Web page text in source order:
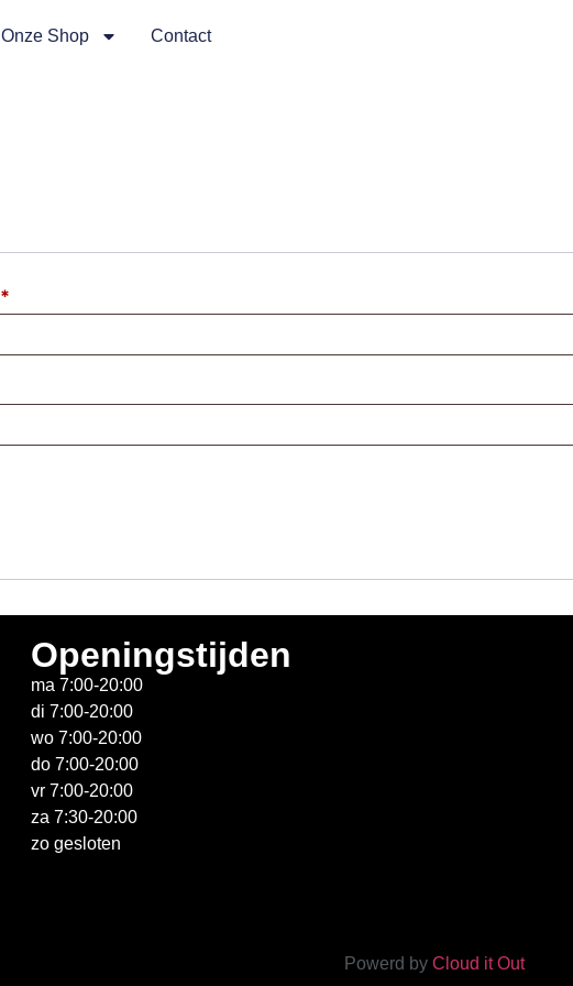
Onze Shop Contact
*
Openingstijden
ma 7:00-20:00
di 7:00-20:00
wo 7:00-20:00
do 7:00-20:00
vr 7:00-20:00
za 7:30-20:00
zo gesloten
Powerd by Cloud it Out